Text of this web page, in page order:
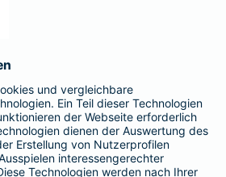
bei Ernstfällen